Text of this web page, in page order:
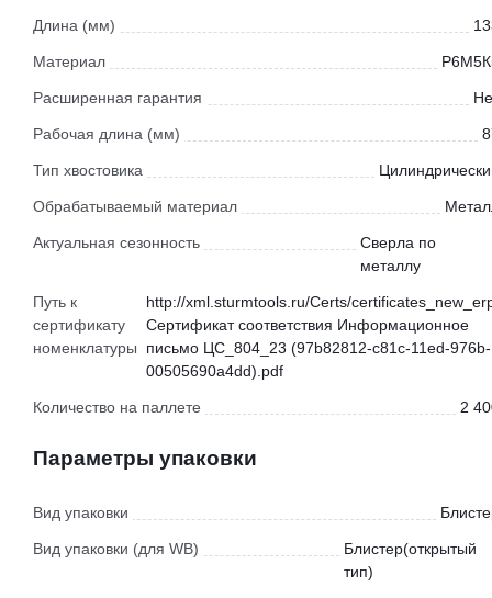
Длина (мм)
Материал
Расширенная гарантия
Рабочая длина (мм)
Тип хвостовика
Обрабатываемый материал
Актуальная сезонность
Сверла по
металлу
Путь к
сертификату
номенклатуры
http://xml.sturmtools.ru/Certs/
Сертификат соответствия Информационное
письмо ЦС_804_23 (97b82812-c81c-11ed-976b-
00505690a4dd).pdf
Количество на паллете 2
Параметры упаковки
Вид упаковки
Вид упаковки (для WB)
Блистер(открытый
тип)